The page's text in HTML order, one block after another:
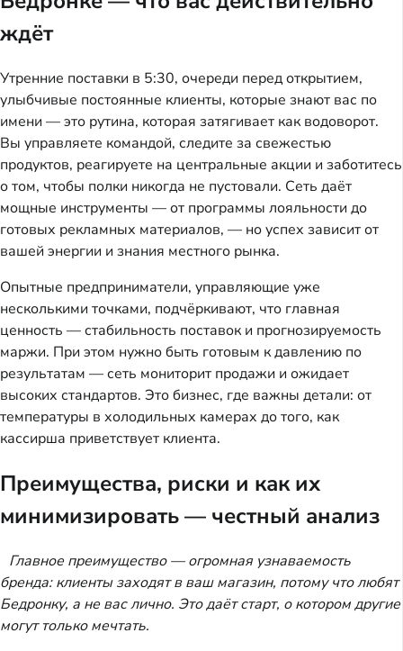
ждёт
Утренние поставки в 5:30, очереди перед открытием,
улыбчивые постоянные клиенты, которые знают вас по
имени — это рутина, которая затягивает как водоворот.
Вы управляете командой, следите за свежестью
продуктов, реагируете на центральные акции и заботитесь
о том, чтобы полки никогда не пустовали. Сеть даёт
мощные инструменты — от программы лояльности до
готовых рекламных материалов, — но успех зависит от
вашей энергии и знания местного рынка.
Опытные предприниматели, управляющие уже
несколькими точками, подчёркивают, что главная
ценность — стабильность поставок и прогнозируемость
маржи. При этом нужно быть готовым к давлению по
результатам — сеть мониторит продажи и ожидает
высоких стандартов. Это бизнес, где важны детали: от
температуры в холодильных камерах до того, как
кассирша приветствует клиента.
Преимущества, риски и как их
минимизировать — честный анализ
Главное преимущество — огромная узнаваемость
бренда: клиенты заходят в ваш магазин, потому что любят
Бедронку, а не вас лично. Это даёт старт, о котором другие
могут только мечтать.